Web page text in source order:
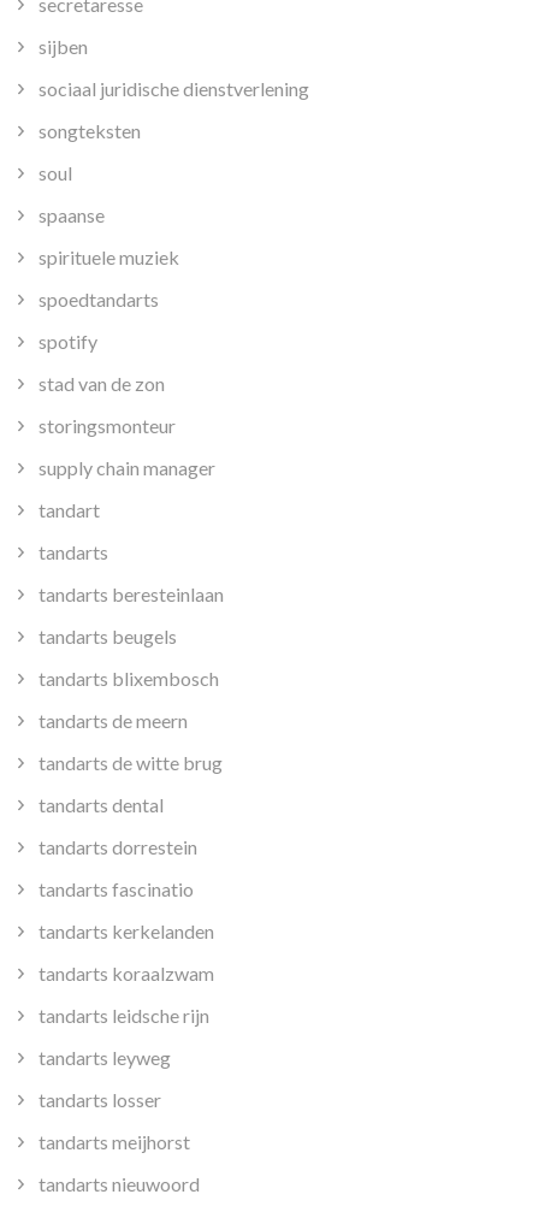
sijben
sociaal juridische dienstverlening
songteksten
soul
spaanse
spirituele muziek
spoedtandarts
spotify
stad van de zon
storingsmonteur
supply chain manager
tandart
tandarts
tandarts beresteinlaan
tandarts beugels
tandarts blixembosch
tandarts de meern
tandarts de witte brug
tandarts dental
tandarts dorrestein
tandarts fascinatio
tandarts kerkelanden
tandarts koraalzwam
tandarts leidsche rijn
tandarts leyweg
tandarts losser
tandarts meijhorst
tandarts nieuwoord